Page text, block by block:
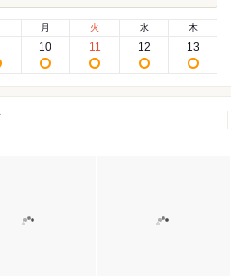
月
10
火
11
水
12
木
13